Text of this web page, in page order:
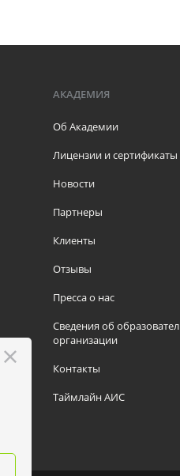
АКАДЕМИЯ
Об Академии
Лицензии и сертификаты
Новости
Партнеры
Клиенты
Отзывы
Пресса о нас
Сведения об
организации
Контакты
Таймлайн АИС